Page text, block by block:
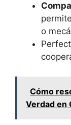
o
Cómo
Verdad en